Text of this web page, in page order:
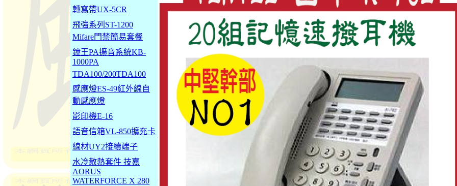
轉寫帶UX-5CR
飛強系列ST-1200
Mifare門禁簡易套餐
鐘王PA擴音系統KB-
1000PA
TDA100/200TDA100
感應燈ES-49紅外線自
動感應燈
影印機E-16
語音信箱VL-850擴充卡
線材UY2接續端子
水冷散熱套件 技嘉
AORUS
WATERFORCE X 280